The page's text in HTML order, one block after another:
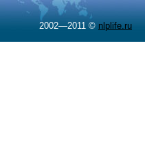
2002—2011 © nlplife.ru